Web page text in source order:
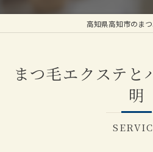
高知県高知市のま
まつ毛エクステと
明